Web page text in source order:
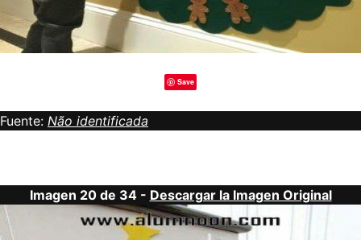
Save
Fuente: Não identificada
Imagen 20 de 34 - Descargar la Imagen Original